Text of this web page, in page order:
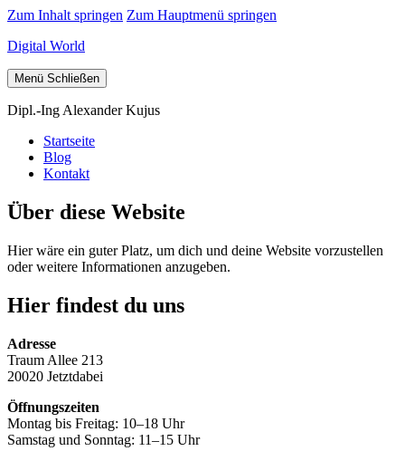
Zum Inhalt springen Zum Hauptmenü springen
Digital World
Menü Schließen
Dipl.-Ing Alexander Kujus
Startseite
Blog
Kontakt
Über diese Website
Hier wäre ein guter Platz, um dich und deine Website vorzustellen
oder weitere Informationen anzugeben.
Hier findest du uns
Adresse
Traum Allee 213
20020 Jetztdabei
Öffnungszeiten
Montag bis Freitag: 10–18 Uhr
Samstag und Sonntag: 11–15 Uhr